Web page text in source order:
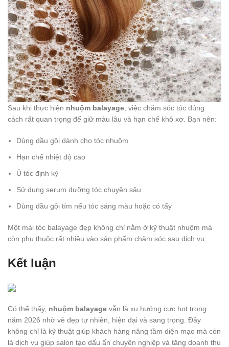
Sau khi thực hiện nhuộm balayage , việc chăm sóc tóc đúng
cách rất quan trọng để giữ màu lâu và hạn chế khô xơ. Bạn nên:
Dùng dầu gội dành cho tóc nhuộm
Hạn chế nhiệt độ cao
Ủ tóc định kỳ
Sử dụng serum dưỡng tóc chuyên sâu
Dùng dầu gội tím nếu tóc sáng màu hoặc có tẩy
Một mái tóc balayage đẹp không chỉ nằm ở kỹ thuật nhuộm mà
còn phụ thuộc rất nhiều vào sản phẩm chăm sóc sau dịch vụ.
Kết luận
Có thể thấy, nhuộm balayage vẫn là xu hướng cực hot trong
năm 2026 nhờ vẻ đẹp tự nhiên, hiện đại và sang trọng. Đây
không chỉ là kỹ thuật giúp khách hàng nâng tầm diện mạo mà còn
là dịch vụ giúp salon tạo dấu ấn chuyên nghiệp và tăng doanh thu